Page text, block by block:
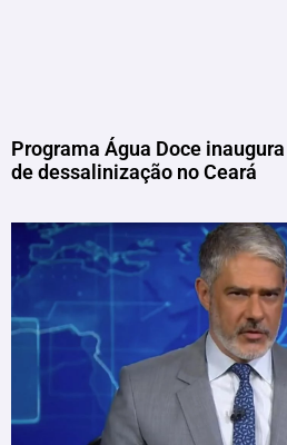
Programa Água Doce
de dessalinização no Ceará